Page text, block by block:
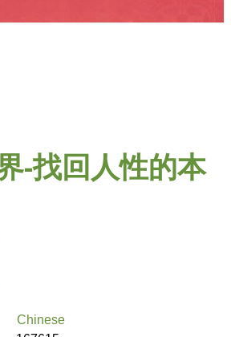
-找回人性的本
Chinese